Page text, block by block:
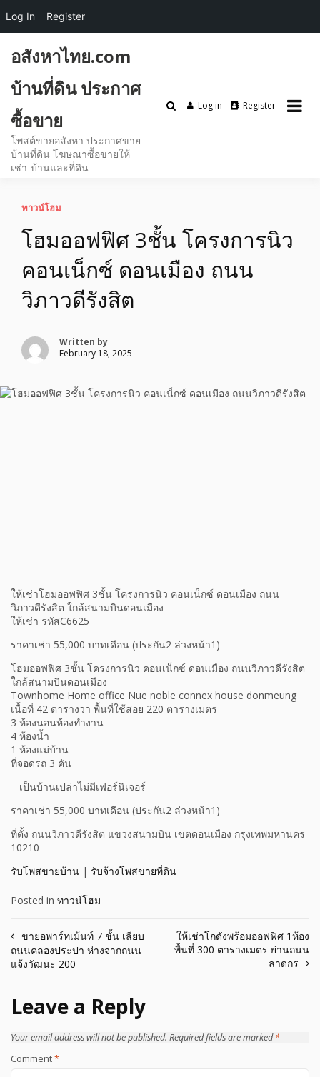
content
อสังหาไทย.com
บ้านที่ดิน ประกาศ
ซื้อขาย
โพสต์ขายอสังหา ประกาศขาย
บ้านที่ดิน โฆษณาซื้อขายให้
เช่า-บ้านและที่ดิน
Log in Register
ทาวน์โฮม
โฮมออฟฟิศ 3ชั้น โครงการนิว
คอนเน็กซ์ ดอนเมือง ถนน
วิภาวดีรังสิต
Written by
February 18, 2025
ให้เช่าโฮมออฟฟิศ 3ชั้น โครงการนิว คอนเน็กซ์ ดอนเมือง ถนน
วิภาวดีรังสิต ใกล้สนามบินดอนเมือง
ให้เช่า รหัสC6625
ราคาเช่า 55,000 บาทเดือน (ประกัน2 ล่วงหน้า1)
โฮมออฟฟิศ 3ชั้น โครงการนิว คอนเน็กซ์ ดอนเมือง ถนนวิภาวดีรังสิต
ใกล้สนามบินดอนเมือง
Townhome Home office Nue noble connex house donmeung
เนื้อที่ 42 ตารางวา พื้นที่ใช้สอย 220 ตารางเมตร
3 ห้องนอนห้องทำงาน
4 ห้องน้ำ
1 ห้องแม่บ้าน
ที่จอดรถ 3 คัน
– เป็นบ้านเปล่าไม่มีเฟอร์นิเจอร์
ราคาเช่า 55,000 บาทเดือน (ประกัน2 ล่วงหน้า1)
ที่ตั้ง ถนนวิภาวดีรังสิต แขวงสนามบิน เขตดอนเมือง กรุงเทพมหานคร
10210
รับโพสขายบ้าน | รับจ้างโพสขายที่ดิน
Posted in ทาวน์โฮม
Post
navigation
ขายอพาร์ทเม้นท์ 7 ชั้น เลียบ
ถนนคลองประปา ห่างจากถนน
แจ้งวัฒนะ 200
ให้เช่าโกดังพร้อมออฟฟิศ 1ห้อง
พื้นที่ 300 ตารางเมตร ย่านถนน
ลาดกร
Leave a Reply
Your email address will not be published. Required fields are marked*
Comment*
Log In Register